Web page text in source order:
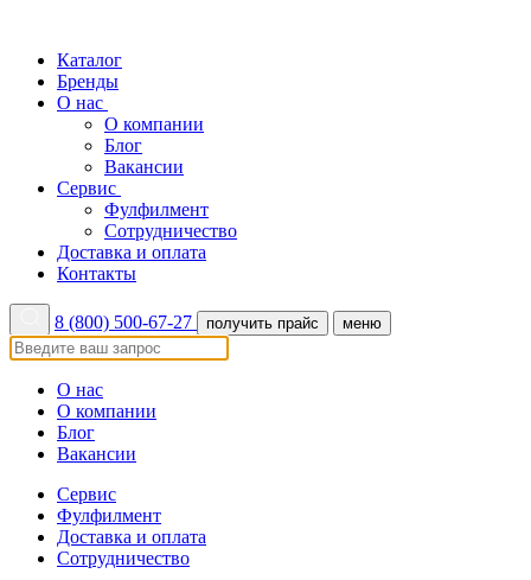
Каталог
Бренды
О нас
О компании
Блог
Вакансии
Сервис
Фулфилмент
Сотрудничество
Доставка и оплата
Контакты
8 (800) 500-67-27 получить прайс меню
О нас
О компании
Блог
Вакансии
Сервис
Фулфилмент
Доставка и оплата
Сотрудничество